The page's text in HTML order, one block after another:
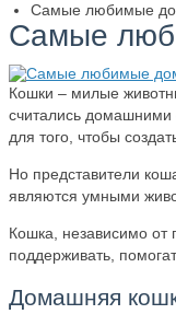
Самые любимые
Самые
Кошки – милые
считались домашними
для того, чтобы
Но представители
являются умными
Кошка, независимо от
поддерживать,
Домашняя